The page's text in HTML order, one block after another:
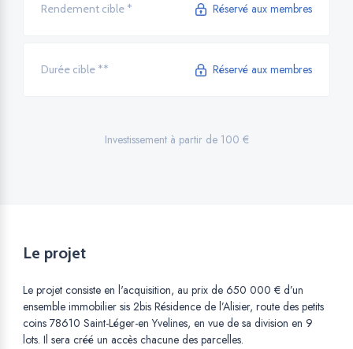
Rendement cible * Réservé aux membres
Durée cible ** Réservé aux membres
Investissement à partir de 100 €
Le projet
Le projet consiste en l'acquisition, au prix de 650 000 € d’un
ensemble immobilier sis 2bis Résidence de l’Alisier, route des petits
coins 78610 Saint-Léger-en Yvelines, en vue de sa division en 9
lots. Il sera créé un accès chacune des parcelles.